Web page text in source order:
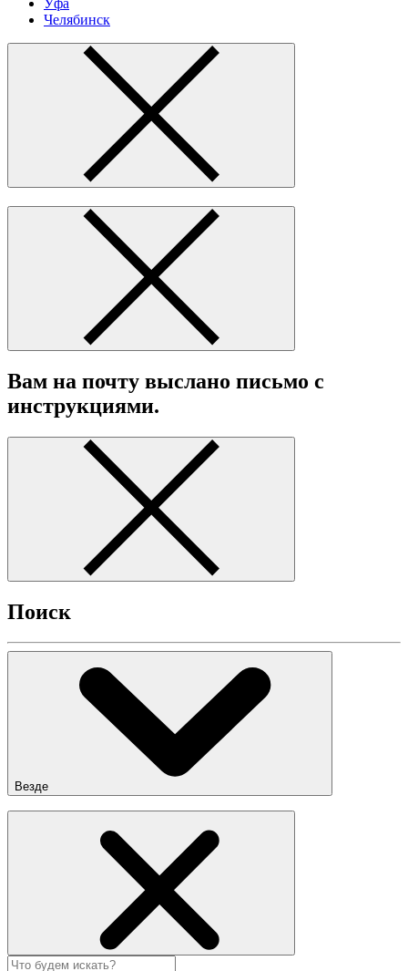
Уфа
Челябинск
Вам на почту выслано письмо с
инструкциями.
Поиск
Везде